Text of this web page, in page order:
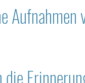
Aufnahmen